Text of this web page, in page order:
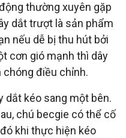
thường xuyên gặp
dắt trượt là sản phẩm
nếu dễ bị thu hút bởi
cơn gió mạnh thì dây
điều chỉnh.
dắt kéo sang một bên.
chú becgie có thể cố
khi thực hiện kéo